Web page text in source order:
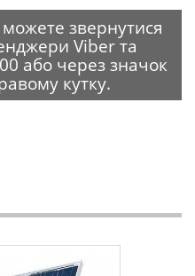
звернутися
Viber та
або через значок
кутку.